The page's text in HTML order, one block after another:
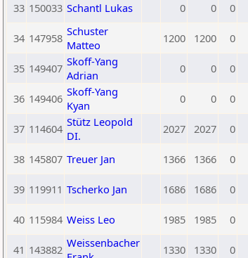
33 150033 Schantl Lukas 0 0 0
34 147958 Schuster
Matteo
1200 1200 0
35 149407 Skoff-Yang
Adrian
0 0 0
36 149406 Skoff-Yang
Kyan
0 0 0
37 114604 Stütz Leopold
DI.
2027 2027 0
38 145807 Treuer Jan 1366 1366 0
39 119911 Tscherko Jan 1686 1686 0
40 115984 Weiss Leo 1985 1985 0
41 143882 Weissenbacher
1330 1330 0